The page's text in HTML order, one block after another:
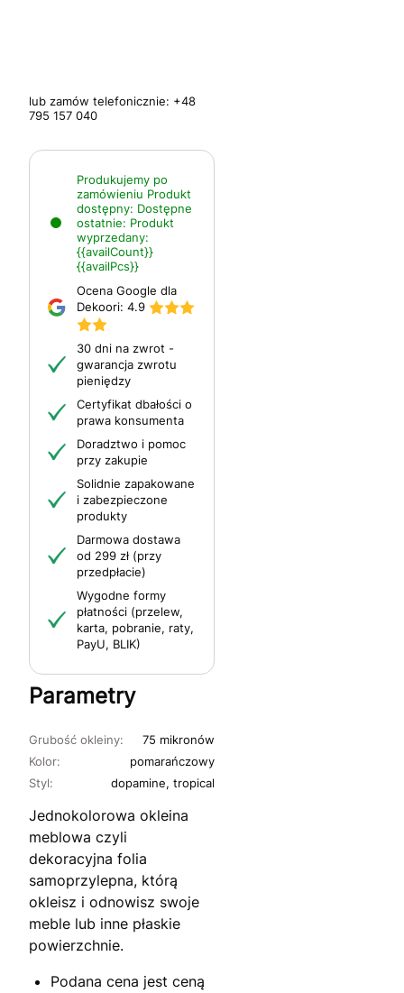
lub zamów telefonicznie: +48
795 157 040
Produkujemy po
zamówieniu Produkt
dostępny: Dostępne
ostatnie: Produkt
wyprzedany:
{{availCount}}
{{availPcs}}
Ocena Google dla
Dekoori: 4.9
30 dni na zwrot -
gwarancja zwrotu
pieniędzy
Certyfikat dbałości o
prawa konsumenta
Doradztwo i pomoc
przy zakupie
Solidnie zapakowane
i zabezpieczone
produkty
Darmowa dostawa
od 299 zł (przy
przedpłacie)
Wygodne formy
płatności (przelew,
karta, pobranie, raty,
PayU, BLIK)
Parametry
Kolor: pomarańczowy
Grubość okleiny: 75 mikronów
Styl: dopamine, tropical
Jednokolorowa okleina
meblowa czyli
dekoracyjna folia
samoprzylepna, którą
okleisz i odnowisz swoje
meble lub inne płaskie
powierzchnie.
Podana cena jest ceną